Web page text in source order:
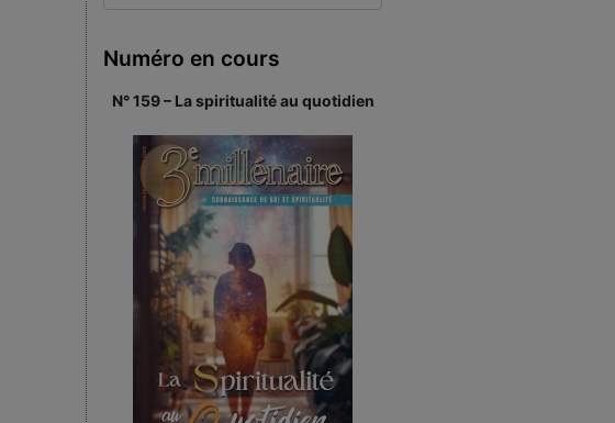
Numéro en cours
N° 159 – La spiritualité au quotidien